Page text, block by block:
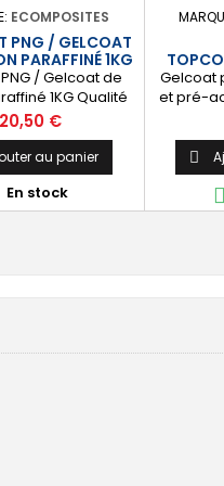
durablement la
visible de votre
polyester. ⚙️
à...
ECOMPOSITES
PNG / GELCOAT
PARAFFINÉ 1KG
/ Gelcoat de
1KG Qualité
Blanc / Noir /
/ Gris / Vert 6020
Catalyseur (2cl)
Prix
20,50 €
au panier
En stock
Gelcoat
et pré-
est

